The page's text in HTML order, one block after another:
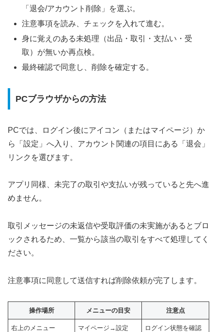
「退会/アカウント削除」を選ぶ。
注意事項を読み、チェックを入れて進む。
身に覚えのある未処理（出品・取引・支払い・受
取）が無いか再点検。
最終確認で同意し、削除を確定する。
PCブラウザからの方法
PCでは、ログイン後にアイコン（またはマイページ）か
ら「設定」へ入り、アカウント関連の項目にある「退会」
リンクを選びます。
アプリ同様、未完了の取引や支払いが残っていると先へ進
めません。
取引メッセージの未返信や受取評価の未実施があるとブロ
ックされるため、一覧から該当の取引をすべて処理してく
ださい。
注意事項に同意して送信すれば削除依頼が完了します。
操作場所 メニューの目安 注意点
右上のメニュー マイページ→設定 ログイン状態を確認